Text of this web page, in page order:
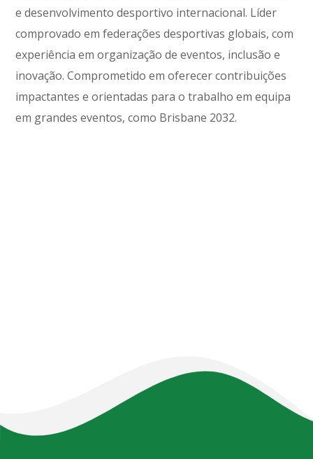
e desenvolvimento desportivo internacional. Líder
comprovado em federações desportivas globais, com
experiência em organização de eventos, inclusão e
inovação. Comprometido em oferecer contribuições
impactantes e orientadas para o trabalho em equipa
em grandes eventos, como Brisbane 2032.